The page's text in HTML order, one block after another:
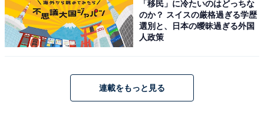
「移民」に冷たいのはどっちな
のか？ スイスの厳格過ぎる学歴
選別と、日本の曖昧過ぎる外国
人政策
連載をもっと見る